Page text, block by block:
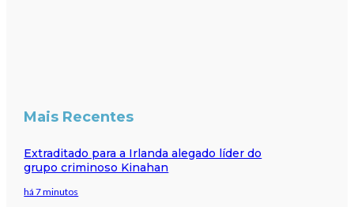
Mais Recentes
Extraditado para a Irlanda alegado líder do
grupo criminoso Kinahan
há 7 minutos